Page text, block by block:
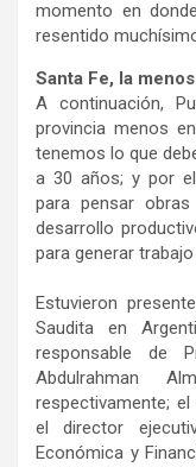
momento en
resentido
Santa Fe, la
A continuación,
provincia menos
tenemos lo que
a 30 años; y por
para pensar
desarrollo
para generar
Estuvieron
Saudita en
responsable de
Abdulrahman
respectivamente;
el director
Económica y